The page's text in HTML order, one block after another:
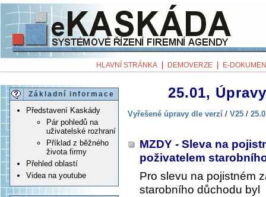
HLAVNÍ STRÁNKA DEMOVERZE E-
Základní informace
Představení Kaskády
Pár pohledů na
uživatelské rozhraní
Příklad z běžného
života firmy
Přehled oblastí
Videa na youtube
25.01,
Vyřešené úpravy dle verzí / V25 /
MZDY - Sleva na
poživatelem
Pro slevu na pojistném
starobního důchodu byl